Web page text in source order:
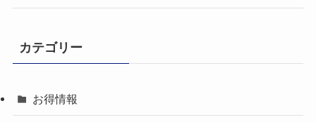
カテゴリー
お得情報